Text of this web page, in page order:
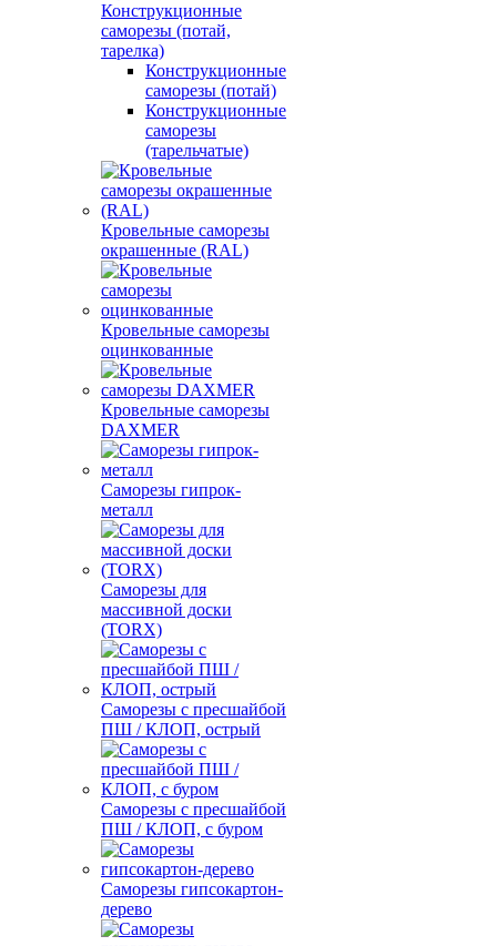
Конструкционные
саморезы (потай,
тарелка)
Конструкционные
саморезы (потай)
Конструкционные
саморезы
(тарельчатые)
Кровельные саморезы
окрашенные (RAL)
Кровельные саморезы
оцинкованные
Кровельные саморезы
DAXMER
Саморезы гипрок-
металл
Саморезы для
массивной доски
(TORX)
Саморезы с пресшайбой
ПШ / КЛОП, острый
Саморезы с пресшайбой
ПШ / КЛОП, с буром
Саморезы гипсокартон-
дерево